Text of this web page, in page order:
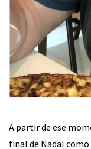
A partir de ese
final de Nadal